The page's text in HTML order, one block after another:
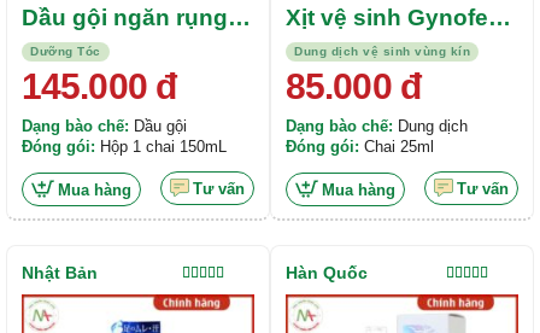
Dưỡng Tóc
Dầu gội ngăn rụng
tóc Dersante Anti
Hair Fall Shampoo
145.000đ
Dạng bào chế: Dầu gội
Đóng gói: Hộp 1 chai 150mL
Mua hàng Tư vấn
Dung dịch vệ sinh vùng kín
Xịt vệ sinh Gynofen
360
85.000đ
Dạng bào chế: Dung dịch
Đóng gói: Chai 25ml
Mua hàng Tư vấn
Được xếp
hạng5.00
Nhật Bản
Được xếp
hạng5.00
sao
Hàn Quốc